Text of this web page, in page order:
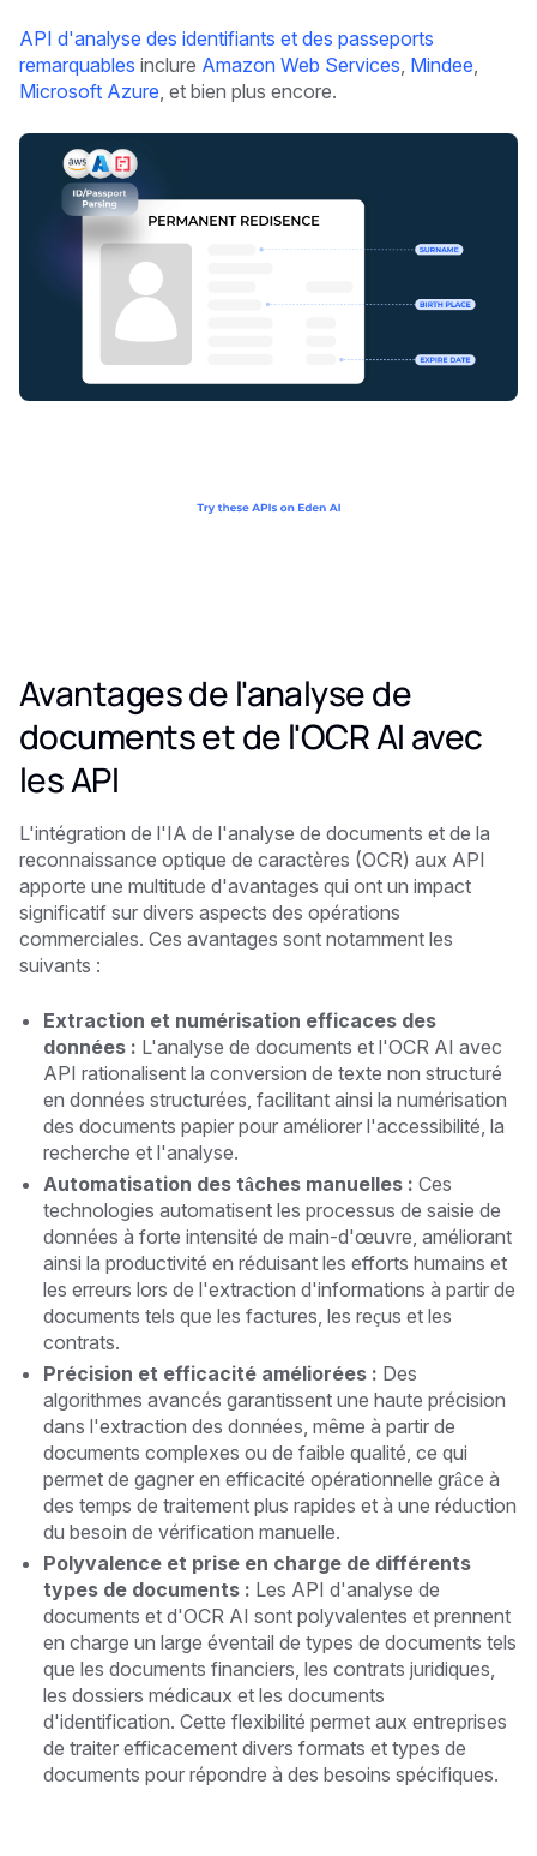
API d'analyse des identifiants et des passeports
remarquables inclure Amazon Web Services, Mindee,
Microsoft Azure, et bien plus encore.
Avantages de l'analyse de
documents et de l'OCR AI avec
les API
L'intégration de l'IA de l'analyse de documents et de la
reconnaissance optique de caractères (OCR) aux API
apporte une multitude d'avantages qui ont un impact
significatif sur divers aspects des opérations
commerciales. Ces avantages sont notamment les
suivants :
Extraction et numérisation efficaces des
données : L'analyse de documents et l'OCR AI avec
API rationalisent la conversion de texte non structuré
en données structurées, facilitant ainsi la numérisation
des documents papier pour améliorer l'accessibilité, la
recherche et l'analyse.
Automatisation des tâches manuelles : Ces
technologies automatisent les processus de saisie de
données à forte intensité de main-d'œuvre, améliorant
ainsi la productivité en réduisant les efforts humains et
les erreurs lors de l'extraction d'informations à partir de
documents tels que les factures, les reçus et les
contrats.
Précision et efficacité améliorées : Des
algorithmes avancés garantissent une haute précision
dans l'extraction des données, même à partir de
documents complexes ou de faible qualité, ce qui
permet de gagner en efficacité opérationnelle grâce à
des temps de traitement plus rapides et à une réduction
du besoin de vérification manuelle.
Polyvalence et prise en charge de différents
types de documents : Les API d'analyse de
documents et d'OCR AI sont polyvalentes et prennent
en charge un large éventail de types de documents tels
que les documents financiers, les contrats juridiques,
les dossiers médicaux et les documents
d'identification. Cette flexibilité permet aux entreprises
de traiter efficacement divers formats et types de
documents pour répondre à des besoins spécifiques.